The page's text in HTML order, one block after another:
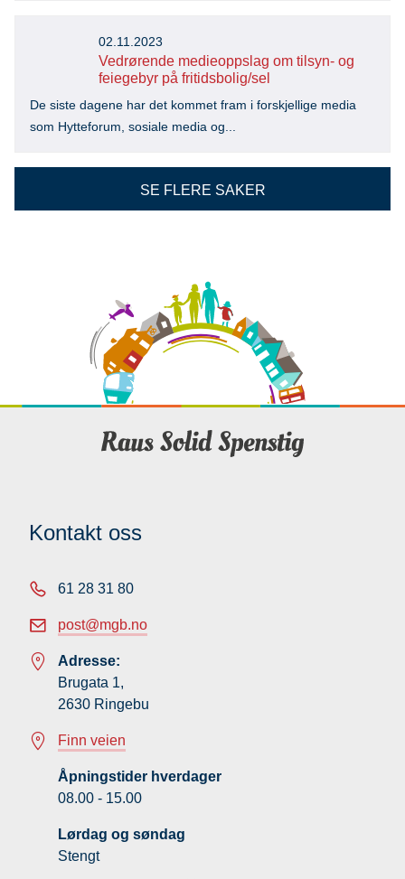
02.11.2023
Vedrørende medieoppslag om tilsyn- og
feiegebyr på fritidsbolig/sel
De siste dagene har det kommet fram i forskjellige media
som Hytteforum, sosiale media og...
SE FLERE SAKER
Kontakt oss
61 28 31 80
post@mgb.no
Adresse:
Brugata 1,
2630 Ringebu
Finn veien
Åpningstider hverdager
08.00 - 15.00
Lørdag og søndag
Stengt